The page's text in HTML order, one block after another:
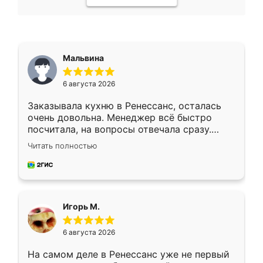
Мальвина
6 августа 2026
Заказывала кухню в Ренессанс, осталась
очень довольна. Менеджер всё быстро
посчитала, на вопросы отвечала сразу.
Замерщик приехал в субботу, подошёл к
делу со всей ответственностью. Собрали
за день, ребята работали аккуратно, даже
Читать полностью
Игорь М.
6 августа 2026
На самом деле в Ренессанс уже не первый